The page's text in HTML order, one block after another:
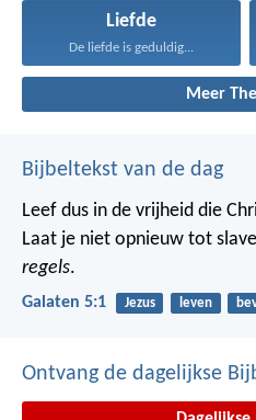
Liefde
De liefde is geduldig...
Meer
Bijbeltekst van de dag
Leef dus in de vrijheid die
Laat je niet opnieuw tot
regels.
Galaten 5:1 Jezus leven
Ontvang de dagelijkse